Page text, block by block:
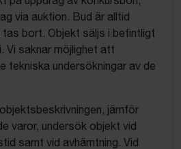
via auktion. Bud är alltid
tas bort. Objekt säljs i befintligt
Vi saknar möjlighet att
tekniska undersökningar av de
jämför
varor, undersök objekt vid
samt vid avhämtning. Vid